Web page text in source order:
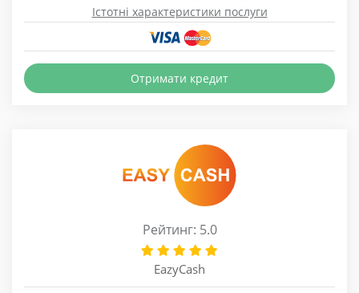
Істотні характеристики послуги
Отримати кредит
Рейтинг: 5.0
EazyCash